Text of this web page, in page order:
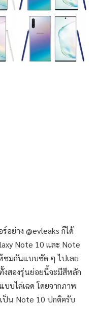
อย่าง @evleaks ก็ได้
Note 10 และ Note
ชมกันแบบชัด ๆ ไปเลย
งสองรุ่นย่อยนี้จะมีสีหลัก
บไล่เฉด โดยจากภาพ
ป็น Note 10 ปกติครับ